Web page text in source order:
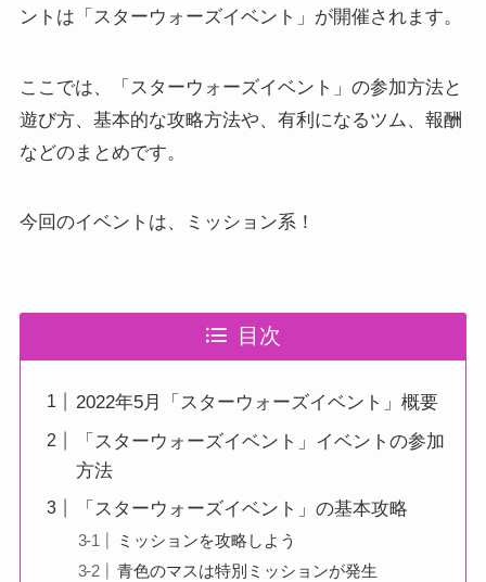
ントは「スターウォーズイベント」が開催されます。
ここでは、「スターウォーズイベント」の参加方法と
遊び方、基本的な攻略方法や、有利になるツム、報酬
などのまとめです。
今回のイベントは、ミッション系！
目次
2022年5月「スターウォーズイベント」概要
「スターウォーズイベント」イベントの参加
方法
「スターウォーズイベント」の基本攻略
ミッションを攻略しよう
青色のマスは特別ミッションが発生